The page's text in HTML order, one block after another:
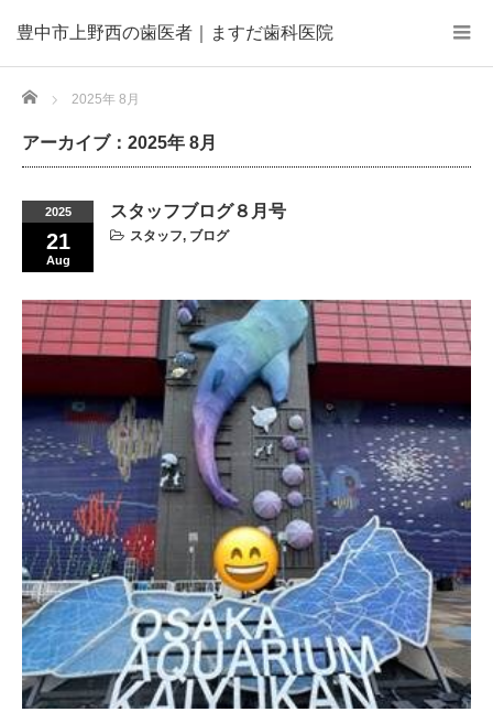
豊中市上野西の歯医者｜ますだ歯科医院
Home 2025年 8月
アーカイブ：2025年 8月
2025
21
Aug
スタッフブログ８月号
スタッフ, ブログ